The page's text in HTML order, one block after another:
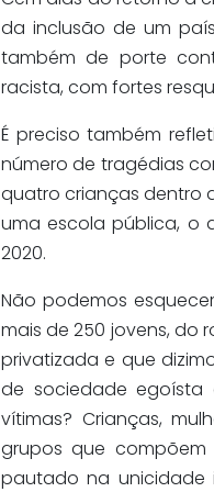
da inclusão de um
também de porte
racista, com fortes
É preciso também
número de tragédias
quatro crianças dentro
uma escola pública, o
2020.
Não podemos
mais de 250 jovens, do
privatizada e que
de sociedade
vítimas? Crianças,
grupos que
pautado na unicidade